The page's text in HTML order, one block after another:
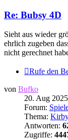
Re: Bubsy 4D
Sieht aus wieder
ehrlich zugeben
nicht gerechnet
Rufe den
von Bufko
20. Aug
Forum:
Thema:
Antworten:
Zugriffe: